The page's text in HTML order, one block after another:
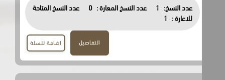
عدد النسخ: 1 عدد النسخ المعارة : 0
عدد النسخ المتاحة
للاعارة :
1
اضافة للسلة